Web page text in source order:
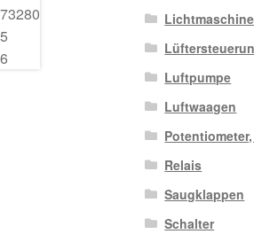
Luftpumpe
Luftwaagen
Relais
Saugklappen
Schalter